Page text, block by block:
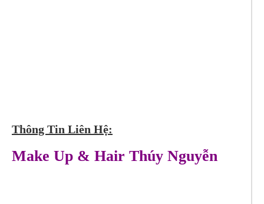
Thông Tin Liên Hệ:
Make Up & Hair Thúy Nguyễn